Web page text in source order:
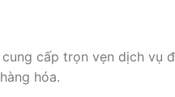
cấp trọn vẹn dịch vụ
hóa.